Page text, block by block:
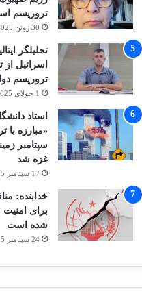
تروریسم
30 ژوئن 2025
تحلیلگر
اسرائیل
تروریسم
1 جولای 2025
استاد
سپتامبر
غزه شد
17 سپتامبر 2025
خدابنده:
برای امنیت
شده است
24 سپتامبر 2025